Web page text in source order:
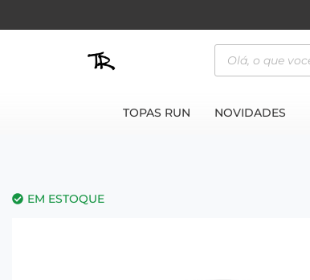
TOPAS RUN NOVIDADES
EM ESTOQUE